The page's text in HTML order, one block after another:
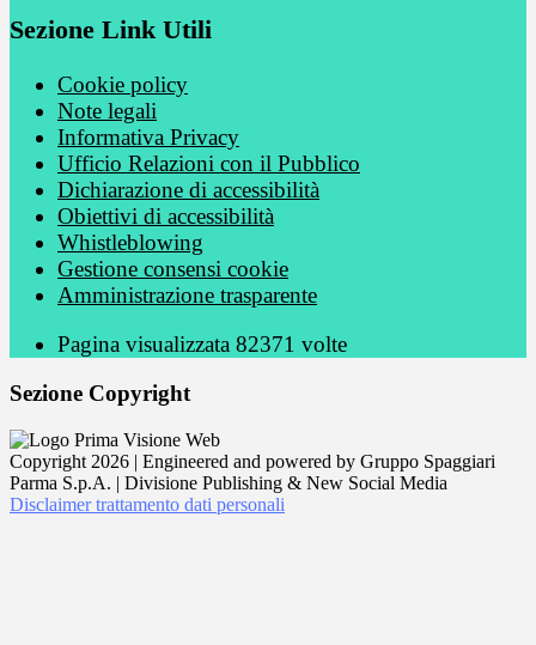
Sezione Link Utili
Cookie policy
Note legali
Informativa Privacy
Ufficio Relazioni con il Pubblico
Dichiarazione di accessibilità
Obiettivi di accessibilità
Whistleblowing
Gestione consensi cookie
Amministrazione trasparente
Pagina visualizzata 82371 volte
Sezione Copyright
Copyright 2026 | Engineered and powered by Gruppo Spaggiari
Parma S.p.A. | Divisione Publishing & New Social Media
Disclaimer trattamento dati personali